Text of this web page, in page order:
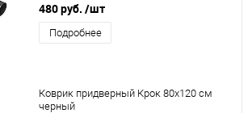
480 руб. /шт
Подробнее
Коврик придверный Крок 80x120 см
черный